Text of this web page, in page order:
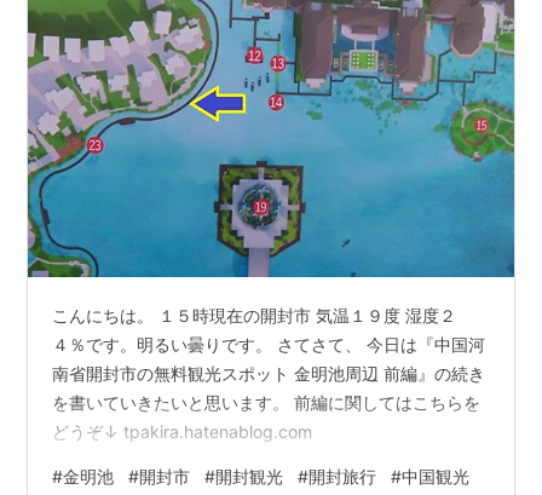
こんにちは。 １５時現在の開封市 気温１９度 湿度２
４％です。明るい曇りです。 さてさて、 今日は『中国河
南省開封市の無料観光スポット 金明池周辺 前編』の続き
を書いていきたいと思います。 前編に関してはこちらを
どうぞ↓ tpakira.hatenablog.com
#金明池 #開封市 #開封観光 #開封旅行 #中国観光